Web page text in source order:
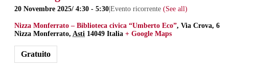
20 Novembre 2025/ 4:30 - 5:30|Evento ricorrente (See all)
Nizza Monferrato – Biblioteca civica “Umberto Eco”, Via Crova, 6
Nizza Monferrato, Asti 14049 Italia + Google Maps
Gratuito